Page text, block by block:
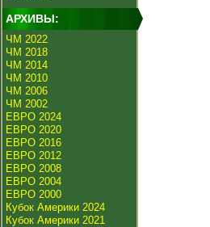
АРХИВЫ:
ЧМ 2022
ЧМ 2018
ЧМ 2014
ЧМ 2010
ЧМ 2006
ЧМ 2002
ЕВРО 2024
ЕВРО 2020
ЕВРО 2016
ЕВРО 2012
ЕВРО 2008
ЕВРО 2004
ЕВРО 2000
Кубок Америки 2024
Кубок Америки 2021